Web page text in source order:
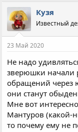
Кузя
Известный
23 Май 2020
Не надо
зверюшки начали
обращений через
они станут
Мне вот
Мантуров (какой-
то почему ему не